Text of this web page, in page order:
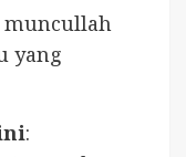
muncullah
yang
: